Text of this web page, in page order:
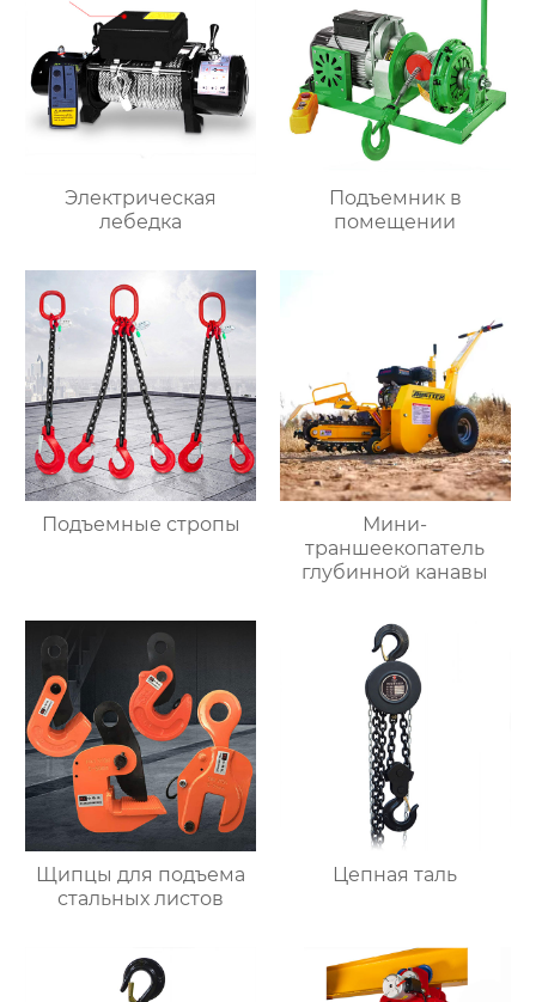
Электрическая
лебедка
Подъемник в
помещении
Подъемные стропы
Мини-
траншеекопатель
глубинной канавы
Щипцы для подъема
стальных листов
Цепная таль